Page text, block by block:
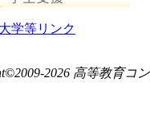
2026 高等教育コ